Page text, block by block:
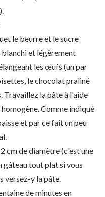
le beurre et le sucre
et légèrement
les œufs (un par
le chocolat praliné
Travaillez la pâte à l'aide
Comme indiqué
et par ce fait un peu
cm de diamètre (c'est une
gâteau tout plat si vous
versez-y la pâte.
de minutes en